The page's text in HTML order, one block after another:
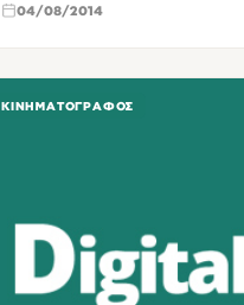
04/08/2014
ΚΙΝΗΜΑΤΟΓΡΆΦΟΣ